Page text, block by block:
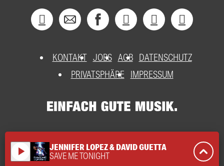
KONTAKT JOBS AGB DATENSCHUTZ
PRIVATSPHÄRE
IMPRESSUM
play_arrow JENNIFER LOPEZ & DAVID GUETTA
SAVE ME TONIGHT